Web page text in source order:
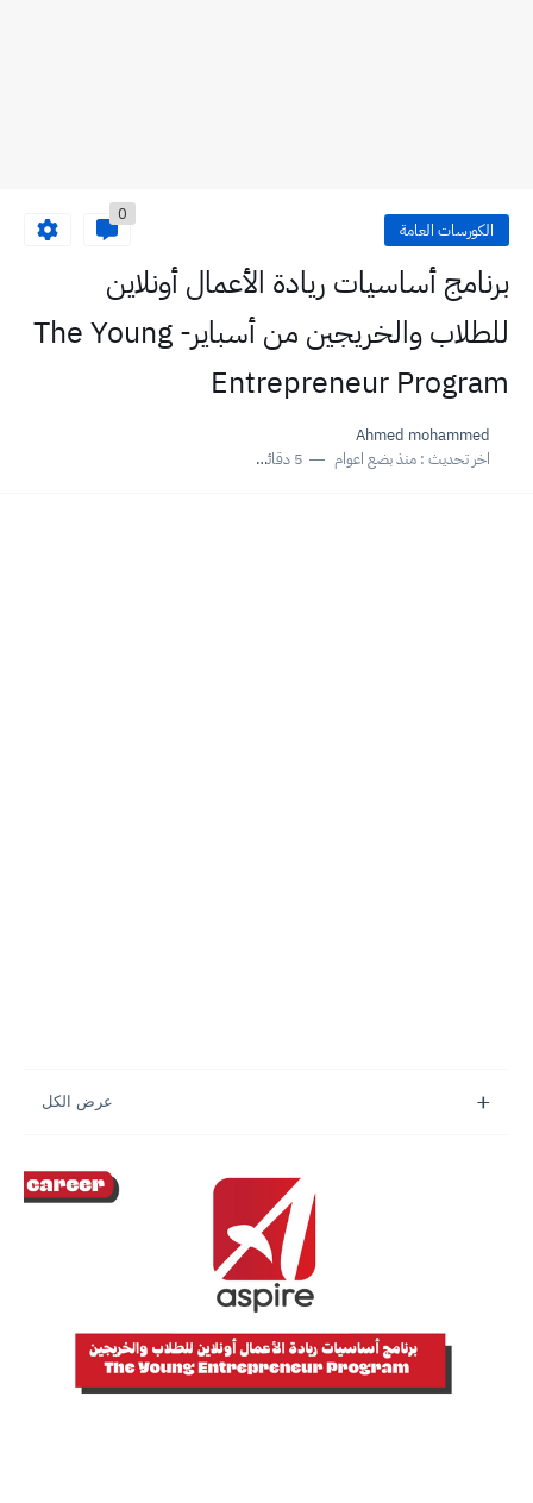
الكورسات العامة
0
برنامج أساسيات ريادة الأعمال أونلاين
للطلاب والخريجين من أسباير- The Young
Entrepreneur Program
Ahmed mohammed
اخر تحديث :منذ بضع اعوام 5 دقائق للقراءة